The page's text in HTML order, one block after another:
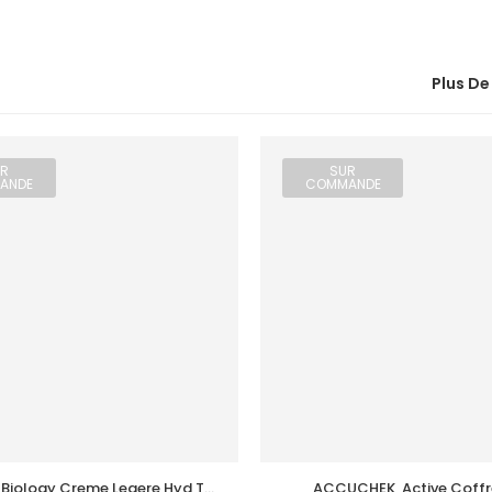
Plus
Biology Creme Legere Hyd Tb
SUR
COMMANDE
ACCUCHEK  Active